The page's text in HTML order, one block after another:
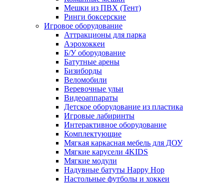
Мешки из ПВХ (Тент)
Ринги боксерские
Игровое оборудование
Аттракционы для парка
Аэрохоккеи
Б/У оборудование
Батутные арены
Бизиборды
Веломобили
Веревочные ульи
Видеоаппараты
Детское оборудование из пластика
Игровые лабиринты
Интерактивное оборудование
Комплектующие
Мягкая каркасная мебель для ДОУ
Мягкие карусели 4KIDS
Мягкие модули
Надувные батуты Happy Hop
Настольные футболы и хоккеи